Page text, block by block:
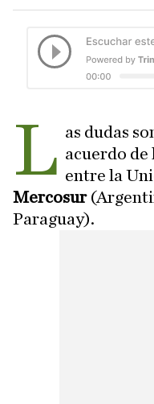
L as dudas
acuerdo
entre la
Mercosur
Paraguay).